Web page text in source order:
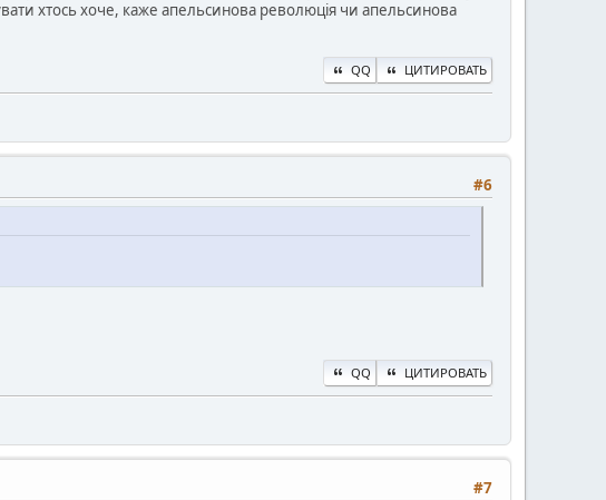
хтось хоче, каже апельсинова революція чи апельсинова
QQ ЦИТИРОВАТЬ
#6
QQ ЦИТИРОВАТЬ
#7